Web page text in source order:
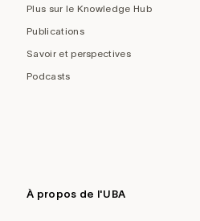
Plus sur le Knowledge Hub
Publications
Savoir et perspectives
Podcasts
À propos de l'UBA